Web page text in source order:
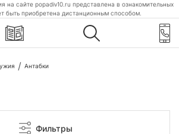
на сайте popadiv10.ru представлена в ознакомительных
быть приобретена дистанционным способом.
Антабки
Фильтры